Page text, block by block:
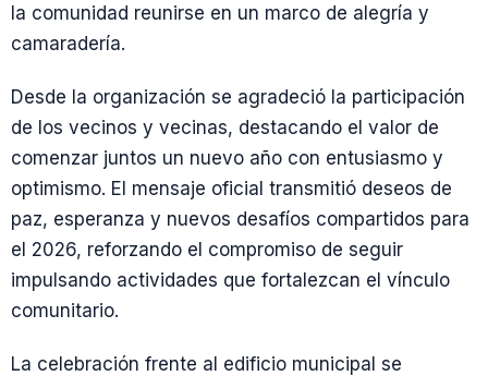
la comunidad reunirse en un marco de alegría y
camaradería.
Desde la organización se agradeció la participación
de los vecinos y vecinas, destacando el valor de
comenzar juntos un nuevo año con entusiasmo y
optimismo. El mensaje oficial transmitió deseos de
paz, esperanza y nuevos desafíos compartidos para
el 2026, reforzando el compromiso de seguir
impulsando actividades que fortalezcan el vínculo
comunitario.
La celebración frente al edificio municipal se